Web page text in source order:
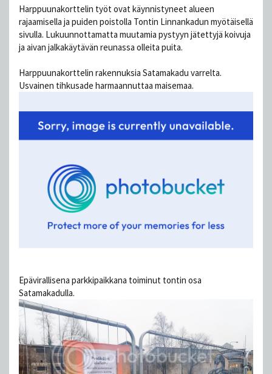
Harppuunakorttelin työt ovat käynnistyneet alueen
rajaamisella ja puiden poistolla Tontin Linnankadun myötäisellä
sivulla. Lukuunnottamatta muutamia pystyyn jätettyjä koivuja
ja aivan jalkakäytävän reunassa olleita puita.
Harppuunakorttelin rakennuksia Satamakadu varrelta.
Usvainen tihkusade harmaannuttaa maisemaa.
Epävirallisena parkkipaikkana toiminut tontin osa
Satamakadulla.